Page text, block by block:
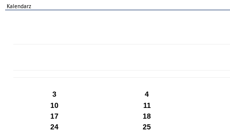
Kalendarz
3
4
10
11
17
18
24
25